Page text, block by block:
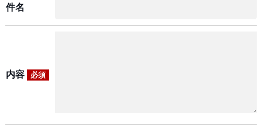
件名
内容 必須